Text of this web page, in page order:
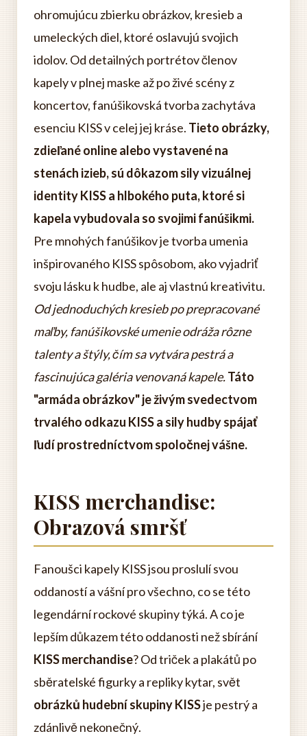
ohromujúcu zbierku obrázkov, kresieb a
umeleckých diel, ktoré oslavujú svojich
idolov. Od detailných portrétov členov
kapely v plnej maske až po živé scény z
koncertov, fanúšikovská tvorba zachytáva
esenciu KISS v celej jej kráse. Tieto obrázky,
zdieľané online alebo vystavené na
stenách izieb, sú dôkazom sily vizuálnej
identity KISS a hlbokého puta, ktoré si
kapela vybudovala so svojimi fanúšikmi.
Pre mnohých fanúšikov je tvorba umenia
inšpirovaného KISS spôsobom, ako vyjadriť
svoju lásku k hudbe, ale aj vlastnú kreativitu.
Od jednoduchých kresieb po prepracované
maľby, fanúšikovské umenie odráža rôzne
talenty a štýly, čím sa vytvára pestrá a
fascinujúca galéria venovaná kapele.Táto
"armáda obrázkov" je živým svedectvom
trvalého odkazu KISS a sily hudby spájať
ľudí prostredníctvom spoločnej vášne.
KISS merchandise:
Obrazová smršť
Fanoušci kapely KISS jsou proslulí svou
oddaností a vášní pro všechno, co se této
legendární rockové skupiny týká. A co je
lepším důkazem této oddanosti než sbírání
KISS merchandise? Od triček a plakátů po
sběratelské figurky a repliky kytar, svět
obrázků hudební skupiny KISSje pestrý a
zdánlivě nekonečný.